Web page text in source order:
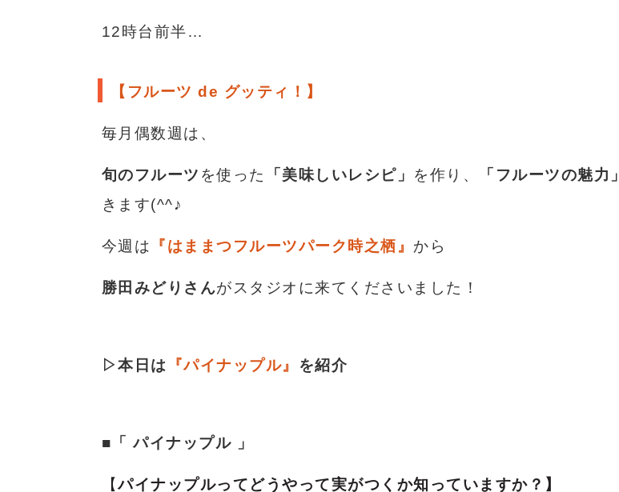
12時台前半…
【 フルーツ de グッティ！ 】
毎月偶数週は、
旬のフルーツ を使った 「美味しいレシピ」 を作り、 「フルーツの魅力」
きます(^^♪
今週は 『はままつフルーツパーク時之栖』 から
勝田みどりさんがスタジオに来てくださいました！
▷本日は 『パイナップル』 を紹介
■ 「 パイナップル 」
【パイナップルってどうやって実がつくか知っていますか？】